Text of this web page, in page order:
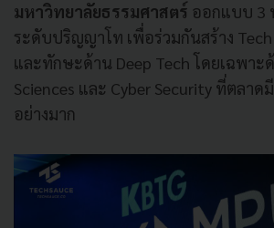
มหาวิทยาลัยธรรมศาสตร์ ออกแบบ 3
ระดับปริญญาโท เพื่อร่วมกันสร้าง
และทักษะด้าน Deep Tech โดยเฉพาะ
Sciences และ Cyber Security ที่ตลาด
อย่างมาก